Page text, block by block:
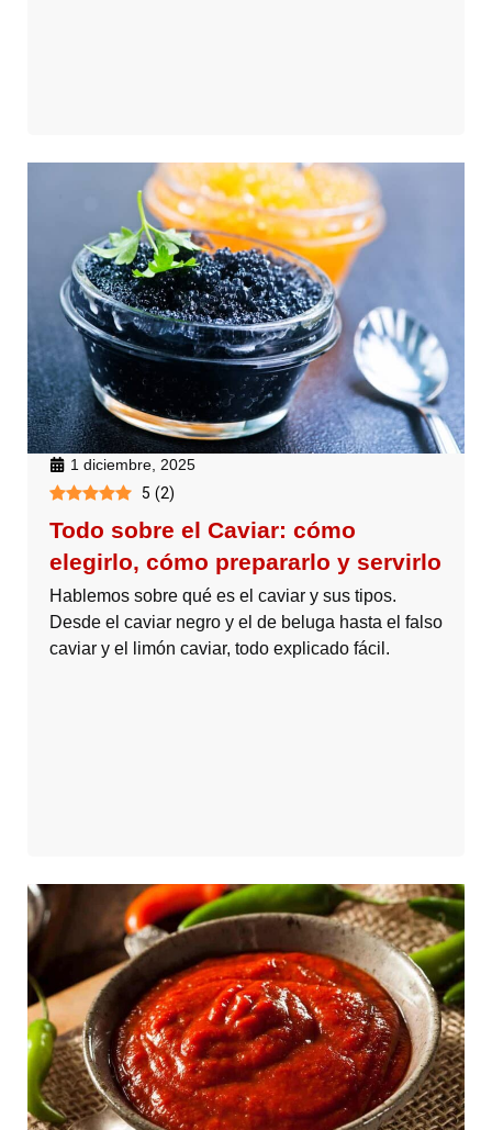
1 diciembre, 2025
5 (2)
Todo sobre el Caviar: cómo
elegirlo, cómo prepararlo y servirlo
Hablemos sobre qué es el caviar y sus tipos.
Desde el caviar negro y el de beluga hasta el falso
caviar y el limón caviar, todo explicado fácil.